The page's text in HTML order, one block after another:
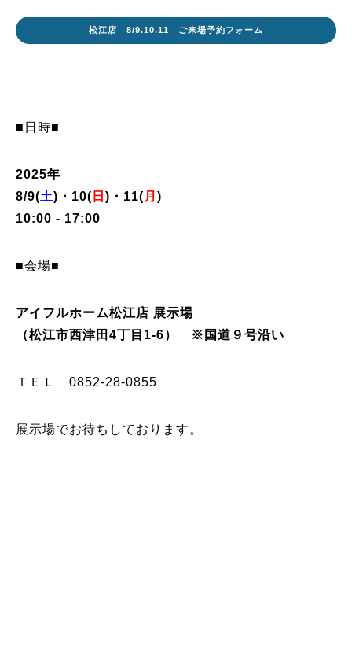
松江店 8/9.10.11 ご来場予約フォーム
■日時■
2025年
8/9(土)・10( 日 )・11( 月 )
10:00 - 17:00
■会場■
アイフルホーム松江店 展示場
（松江市西津田4丁目1-6） ※国道９号沿い
ＴＥＬ 0852-28-0855
展示場でお待ちしております。